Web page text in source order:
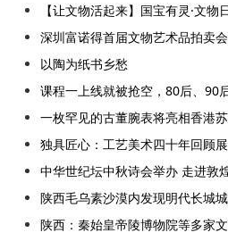
【让文物活起来】国宝有灵·文物
深圳富诺得首届文物艺术品拍卖会
以陶为纸书乡愁
课程一上线就被抢空，80后、90
一枚罕见的古董腕表将亮相香港
独具匠心：工艺美术四十年回顾
中华世纪坛中秋诗会举办 走进敦
陕西毛乌素沙漠内发现明代长城
陕西：秦始皇帝陵博物院等多家